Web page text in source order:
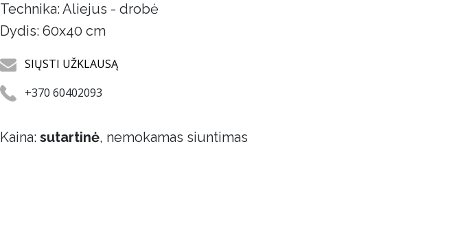
Technika: Aliejus - drobė
Dydis: 60x40 cm
SIŲSTI UŽKLAUSĄ
+370 60402093
Kaina: sutartinė, nemokamas siuntimas